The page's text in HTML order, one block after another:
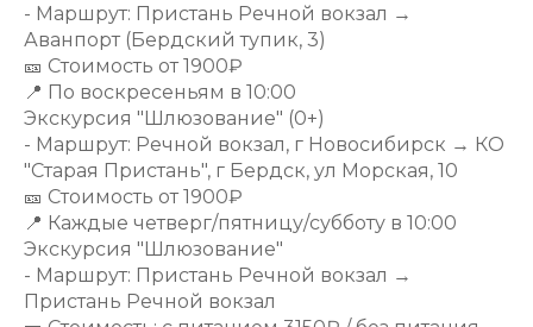
- Маршрут: Пристань Речной вокзал →
Аванпорт (Бердский тупик, 3)
🎫 Стоимость от 1900₽
📍 По воскресеньям в 10:00
Экскурсия "Шлюзование" (0+)
- Маршрут: Речной вокзал, г Новосибирск → КО
"Старая Пристань", г Бердск, ул Морская, 10
🎫 Стоимость от 1900₽
📍 Каждые четверг/пятницу/субботу в 10:00
Экскурсия "Шлюзование"
- Маршрут: Пристань Речной вокзал →
Пристань Речной вокзал